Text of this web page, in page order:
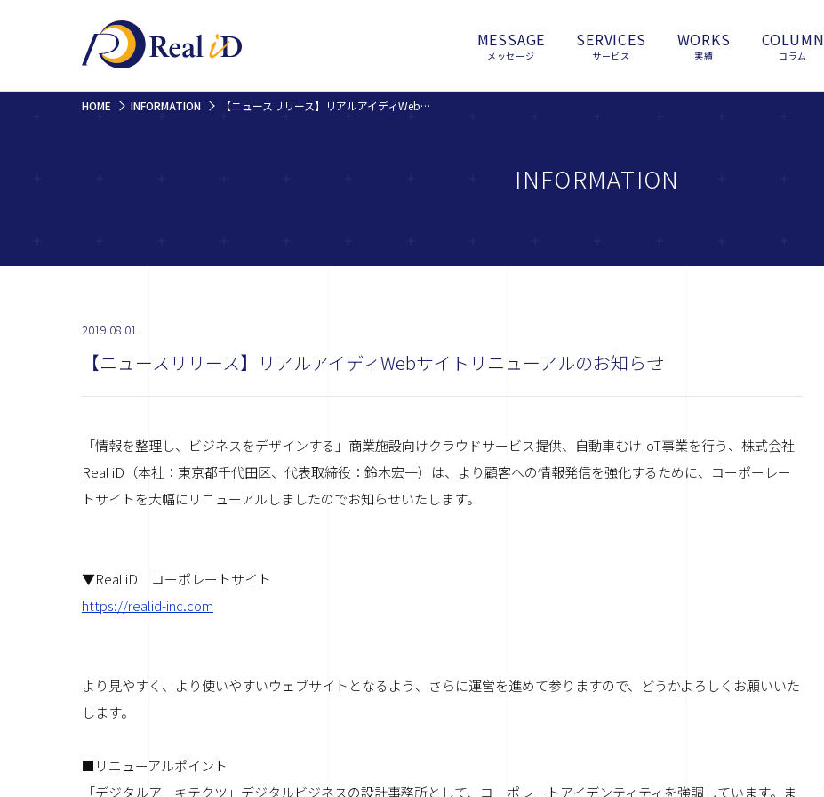
MESSAGE
メッセージ
SERVICES
サービス
WORKS
実績
COLUMN
コラム
HOME INFORMATION 【ニュースリリース】リアルアイディWebサイトリニューアルのお知らせ
INFORMATION
2019.08.01
【ニュースリリース】リアルアイディWebサイトリニューアルのお知らせ
「情報を整理し、ビジネスをデザインする」商業施設向けクラウドサービス提供、自動車むけIoT事業を行う、株式会社
Real iD（本社：東京都千代田区、代表取締役：鈴木宏一）は、より顧客への情報発信を強化するために、コーポーレー
トサイトを大幅にリニューアルしましたのでお知らせいたします。
▼Real iD コーポレートサイト
https://realid-inc.com
より見やすく、より使いやすいウェブサイトとなるよう、さらに運営を進めて参りますので、どうかよろしくお願いいた
します。
■リニューアルポイント
「デジタルアーキテクツ」デジタルビジネスの設計事務所として、コーポレートアイデンティティを強調しています。ま